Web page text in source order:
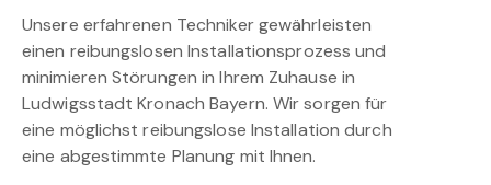
Unsere erfahrenen Techniker gewährleisten
einen reibungslosen Installationsprozess und
minimieren Störungen in Ihrem Zuhause in
Ludwigsstadt Kronach Bayern. Wir sorgen für
eine möglichst reibungslose Installation durch
eine abgestimmte Planung mit Ihnen.